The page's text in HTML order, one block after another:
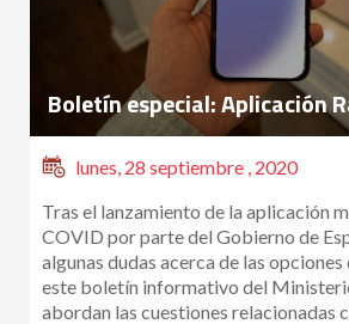
Boletín especial: Aplicación
lunes, 28 septiembre , 2020
Tras el lanzamiento de la aplicación
COVID por parte del Gobierno de
algunas dudas acerca de las
este boletín informativo del
abordan las cuestiones relacionadas